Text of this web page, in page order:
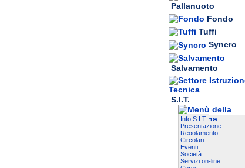
Pallanuoto
Fondo
Tuffi
Syncro
Salvamento
S.I.T.
Info S.I.T.
Presentazione
Regolamento
Circolari
Eventi
Società
Servizi on-line